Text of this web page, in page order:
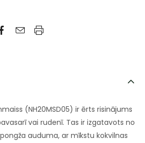
(NH20MSD05) ir ērts risinājums
vai rudenī. Tas ir izgatavots no
auduma, ar mīkstu kokvilnas